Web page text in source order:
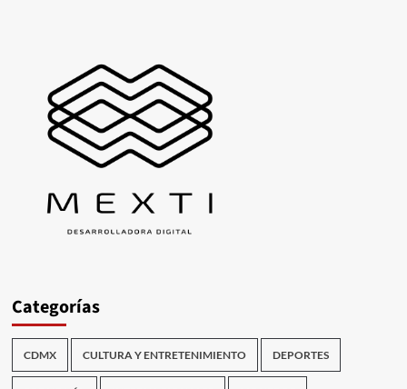
Categorías
CDMX CULTURA Y ENTRETENIMIENTO DEPORTES